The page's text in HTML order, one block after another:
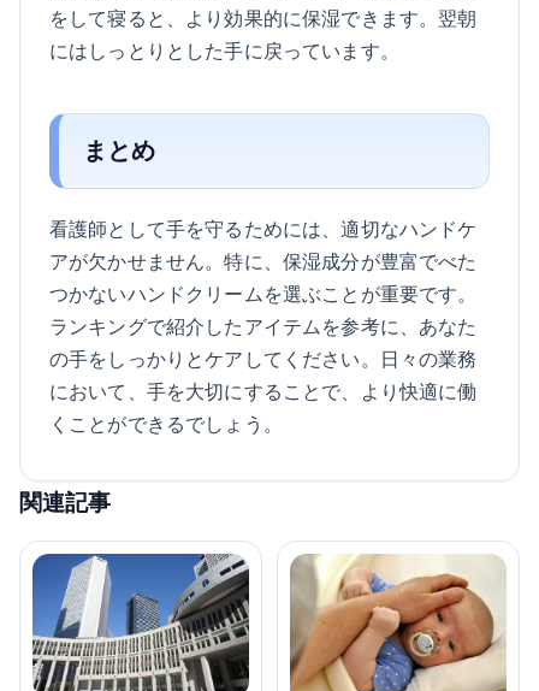
をして寝ると、より効果的に保湿できます。翌朝
にはしっとりとした手に戻っています。
まとめ
看護師として手を守るためには、適切なハンドケ
アが欠かせません。特に、保湿成分が豊富でべた
つかないハンドクリームを選ぶことが重要です。
ランキングで紹介したアイテムを参考に、あなた
の手をしっかりとケアしてください。日々の業務
において、手を大切にすることで、より快適に働
くことができるでしょう。
関連記事